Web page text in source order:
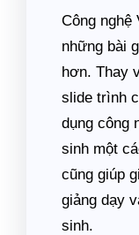
Công nghệ
những bài
hơn. Thay
slide trình
dụng công
sinh một
cũng giúp
giảng dạy
sinh.